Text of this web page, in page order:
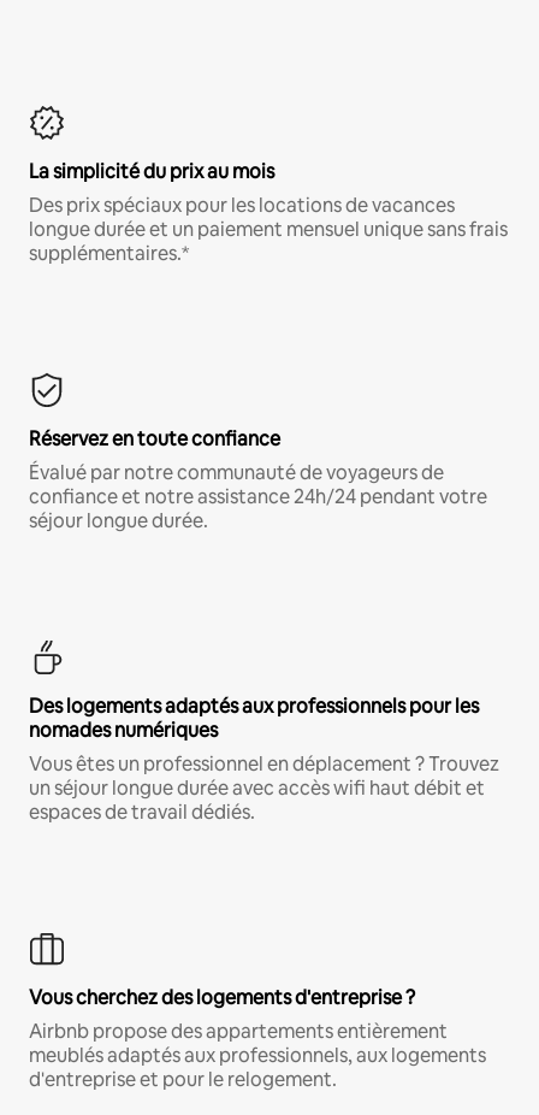
La simplicité du prix au mois
Des prix spéciaux pour les locations de vacances
longue durée et un paiement mensuel unique sans frais
supplémentaires.*
Réservez en toute confiance
Évalué par notre communauté de voyageurs de
confiance et notre assistance 24h/24 pendant votre
séjour longue durée.
Des logements adaptés aux professionnels pour les
nomades numériques
Vous êtes un professionnel en déplacement ? Trouvez
un séjour longue durée avec accès wifi haut débit et
espaces de travail dédiés.
Vous cherchez des logements d'entreprise ?
Airbnb propose des appartements entièrement
meublés adaptés aux professionnels, aux logements
d'entreprise et pour le relogement.